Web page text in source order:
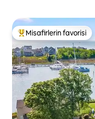
Misafirlerin
Misafirlerin favorisi